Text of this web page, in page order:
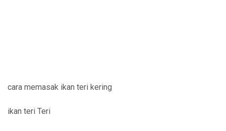
cara memasak ikan teri kering
ikan teri Teri